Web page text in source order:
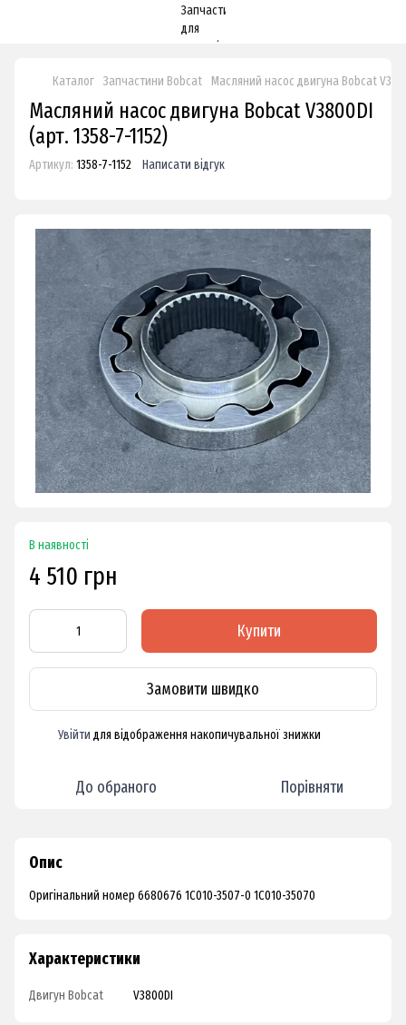
Каталог Запчастини Bobcat Масляний насос двигуна Bobcat
Масляний насос двигуна Bobcat V3800DI
(арт. 1358-7-1152)
Артикул: 1358-7-1152 Написати відгук
В наявності
4 510 грн
Купити
Замовити швидко
Увійти для відображення накопичувальної знижки
До обраного Порівняти
Опис
Оригінальний номер 6680676 1C010-3507-0 1C010-35070
Характеристики
Двигун Bobcat V3800DI